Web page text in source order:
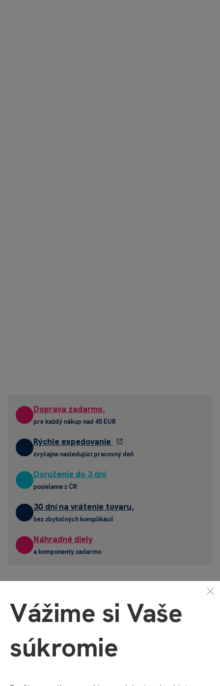
Doprava zadarmo,
pre každý nákup nad 45 EUR
Rýchle expedovanie
zvyčajne nasledujúci pracovný deň
Doručenie do 3 dní
posielame z ČR
30 dní na vrátenie tovaru,
bez zbytočných komplikácií
Náhradné diely
a komponenty zadarmo
Mohlo by sa vám páčiť
Vážime si Vaše
súkromie